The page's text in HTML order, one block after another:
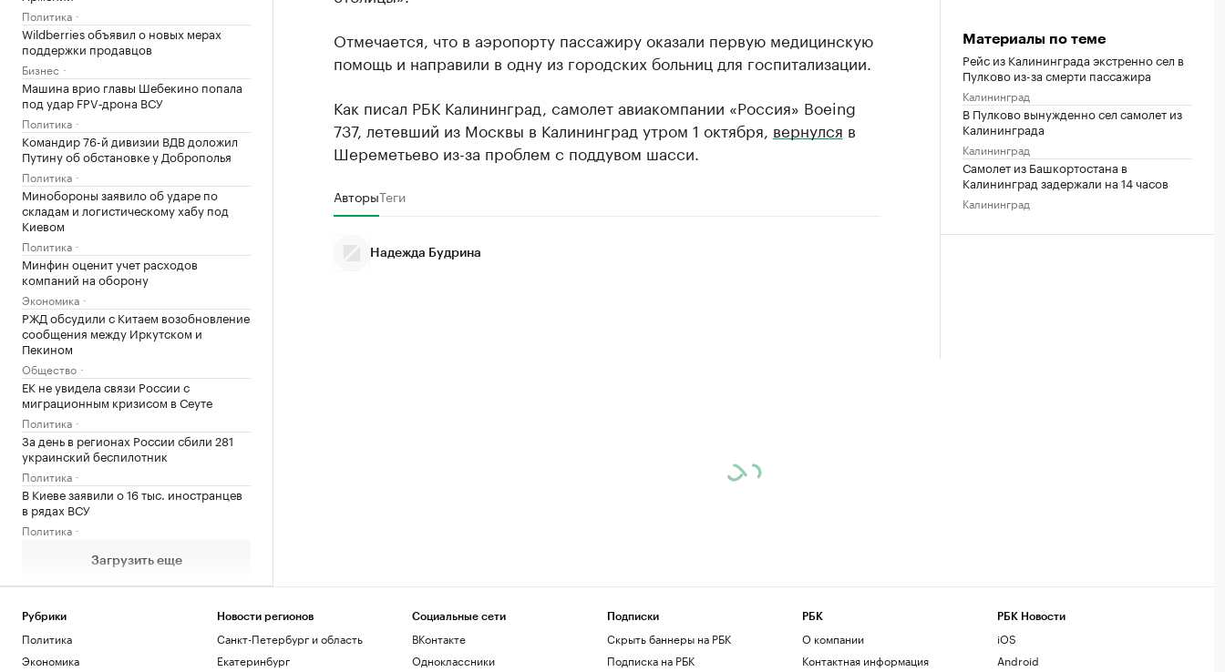
Политика
Wildberries объявил о новых мерах
поддержки продавцов
Бизнес
Машина врио главы Шебекино попала
под удар FPV‑дрона ВСУ
Политика
Командир 76-й дивизии ВДВ доложил
Путину об обстановке у Доброполья
Политика
Минобороны заявило об ударе по
складам и логистическому хабу под
Киевом
Политика
Минфин оценит учет расходов
компаний на оборону
Экономика
РЖД обсудили с Китаем возобновление
сообщения между Иркутском и
Пекином
Общество
ЕК не увидела связи России с
миграционным кризисом в Сеуте
Политика
За день в регионах России сбили 281
украинский беспилотник
Политика
В Киеве заявили о 16 тыс. иностранцев
в рядах ВСУ
Политика
Загрузить еще
Отмечается, что в аэропорту пассажиру оказали первую медицинскую
помощь и направили в одну из городских больниц для госпитализации.
Как писал РБК Калининград, самолет авиакомпании «Россия» Boeing
737, летевший из Москвы в Калининград утром 1 октября, вернулся в
Шереметьево из-за проблем с поддувом шасси.
АвторыТеги
Надежда Будрина
Материалы по теме
Рейс из Калининграда экстренно сел в
Пулково из-за смерти пассажира
Калининград
В Пулково вынужденно сел самолет из
Калининграда
Калининград
Самолет из Башкортостана в
Калининград задержали на 14 часов
Калининград
Рубрики
Политика
Экономика
Новости регионов
Санкт-Петербург и область
Екатеринбург
Социальные сети
ВКонтакте
Одноклассники
Подписки
Скрыть баннеры на РБК
Подписка на РБК
РБК
О компании
Контактная информация
РБК Новости
iOS
Android